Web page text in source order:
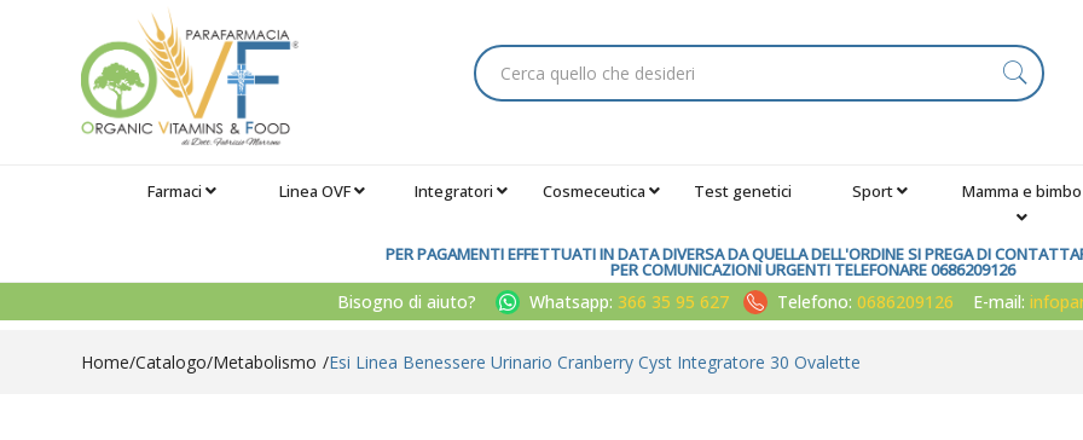
Farmaci Linea OVF Integratori Cosmeceutica Test genetici Sport Mamma e bimbo
PER PAGAMENTI EFFETTUATI IN DATA DIVERSA DA QUELLA DELL'ORDINE SI PREGA DI
PER COMUNICAZIONI URGENTI TELEFONARE 0686209126
Bisogno di aiuto? Whatsapp: 366 35 95 627 Telefono:0686209126 E-mail:
Home Catalogo/Metabolismo Esi Linea Benessere Urinario Cranberry Cyst Integratore 30 Ovalette